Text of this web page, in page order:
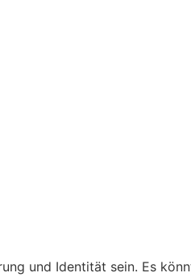
und Identität sein. Es